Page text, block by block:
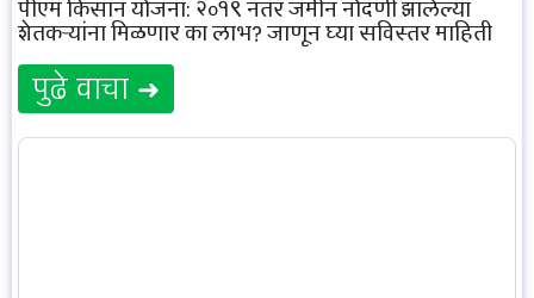
पीएम किसान योजना: २०१९ नंतर जमीन नोंदणी झालेल्या
शेतकऱ्यांना मिळणार का लाभ? जाणून घ्या सविस्तर माहिती
पुढे वाचा ➜